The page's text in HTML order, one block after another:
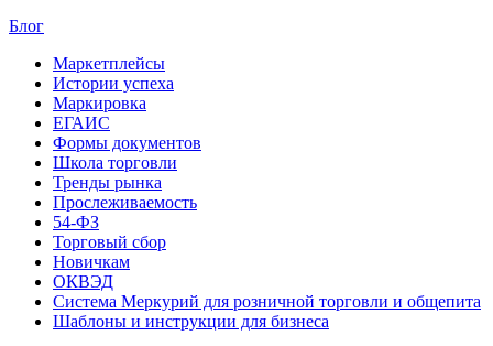
Блог
Маркетплейсы
Истории успеха
Маркировка
ЕГАИС
Формы документов
Школа торговли
Тренды рынка
Прослеживаемость
54-ФЗ
Торговый сбор
Новичкам
ОКВЭД
Система Меркурий для розничной торговли и общепита
Шаблоны и инструкции для бизнеса